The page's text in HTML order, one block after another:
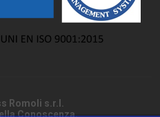
Romoli s.r.l.
Conoscenza.